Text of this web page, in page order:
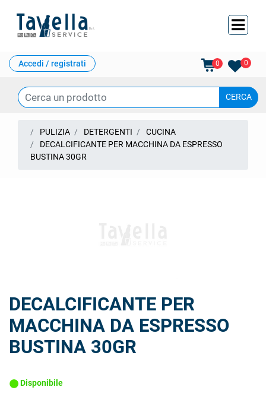
Accedi / registrati 0 0
PULIZIA DETERGENTI
CUCINA
DECALCIFICANTE PER MACCHINA DA ESPRESSO
BUSTINA 30GR
DECALCIFICANTE PER
MACCHINA DA ESPRESSO
BUSTINA 30GR
Disponibile